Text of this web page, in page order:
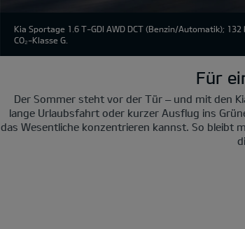
Kia Sportage 1.6 T-GDI AWD DCT (Benzin/Automatik);
CO₂-Klasse G.
Für
Der Sommer steht vor der Tür – und mit den
lange Urlaubsfahrt oder kurzer Ausflug ins
das Wesentliche konzentrieren kannst. So bleibt